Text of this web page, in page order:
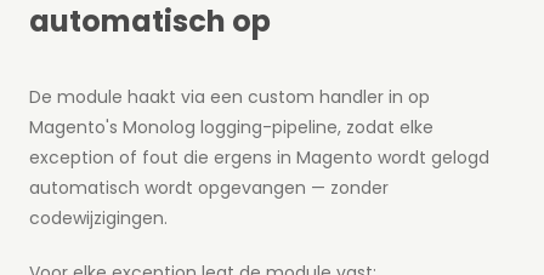
automatisch op
De module haakt via een custom handler in op
Magento's Monolog logging-pipeline, zodat elke
exception of fout die ergens in Magento wordt gelogd
automatisch wordt opgevangen — zonder
codewijzigingen.